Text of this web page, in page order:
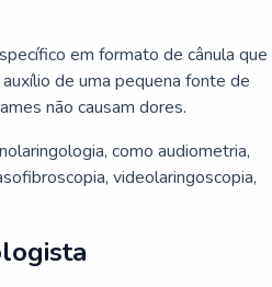
em formato de cânula que
de uma pequena fonte de
não causam dores.
como audiometria,
videolaringoscopia,